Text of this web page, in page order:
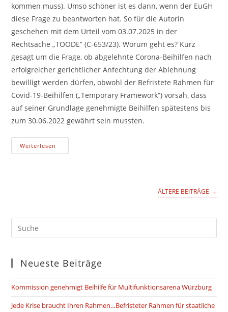
kommen muss). Umso schöner ist es dann, wenn der EuGH
diese Frage zu beantworten hat. So für die Autorin
geschehen mit dem Urteil vom 03.07.2025 in der
Rechtsache „TOODE“ (C-653/23). Worum geht es? Kurz
gesagt um die Frage, ob abgelehnte Corona-Beihilfen nach
erfolgreicher gerichtlicher Anfechtung der Ablehnung
bewilligt werden dürfen, obwohl der Befristete Rahmen für
Covid-19-Beihilfen („Temporary Framework“) vorsah, dass
auf seiner Grundlage genehmigte Beihilfen spätestens bis
zum 30.06.2022 gewährt sein mussten.
Weiterlesen
Die
Oder:
Dem
ÄLTERE BEITRÄGE →
Neueste Beiträge
Kommission genehmigt Beihilfe für Multifunktionsarena Würzburg
Jede Krise braucht Ihren Rahmen…Befristeter Rahmen für staatliche